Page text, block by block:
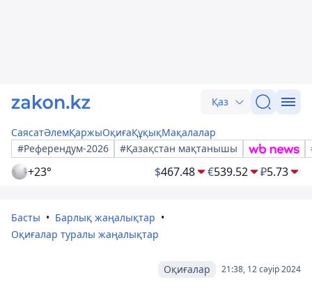
Қаз
СаясатӘлемҚаржыОқиғаҚұқықМақалалар
#Референдум-2026
#Қазақстан мақтанышы
+23° $467.48 €539.52 ₽5.73
Басты
Барлық жаңалықтар
Оқиғалар туралы жаңалықтар
21:38, 12 сәуір 2024
Оқиғалар